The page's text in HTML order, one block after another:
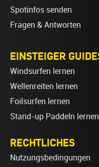
Spotinfos senden
Fragen & Antworten
EINSTEIGER
Windsurfen lernen
Wellenreiten lernen
Foilsurfen lernen
Stand-up Paddeln lernen
RECHTLICHES
Nutzungsbedingungen